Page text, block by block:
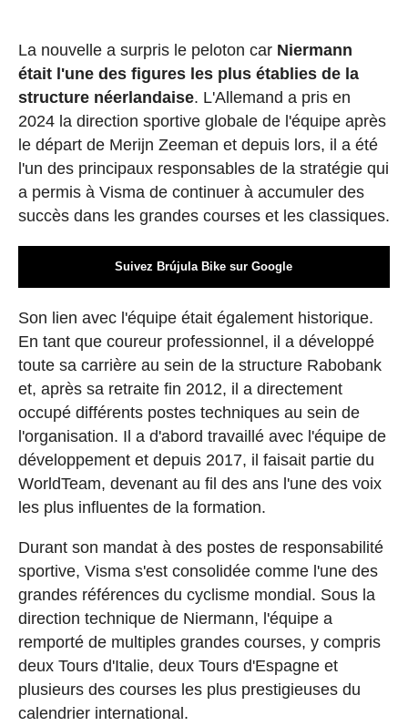
La nouvelle a surpris le peloton car Niermann
était l'une des figures les plus établies de la
structure néerlandaise. L'Allemand a pris en
2024 la direction sportive globale de l'équipe après
le départ de Merijn Zeeman et depuis lors, il a été
l'un des principaux responsables de la stratégie qui
a permis à Visma de continuer à accumuler des
succès dans les grandes courses et les classiques.
Suivez Brújula Bike sur Google
Son lien avec l'équipe était également historique.
En tant que coureur professionnel, il a développé
toute sa carrière au sein de la structure Rabobank
et, après sa retraite fin 2012, il a directement
occupé différents postes techniques au sein de
l'organisation. Il a d'abord travaillé avec l'équipe de
développement et depuis 2017, il faisait partie du
WorldTeam, devenant au fil des ans l'une des voix
les plus influentes de la formation.
Durant son mandat à des postes de responsabilité
sportive, Visma s'est consolidée comme l'une des
grandes références du cyclisme mondial. Sous la
direction technique de Niermann, l'équipe a
remporté de multiples grandes courses, y compris
deux Tours d'Italie, deux Tours d'Espagne et
plusieurs des courses les plus prestigieuses du
calendrier international.